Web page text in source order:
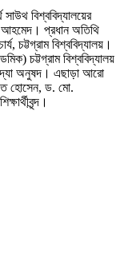
বিশ্ববিদ্যালয়ের
আহমেদ। প্রধান অতিথি
চট্টগ্রাম বিশ্ববিদ্যালয়।
চট্টগ্রাম বিশ্ববিদ্যালয়
অনুষদ। এছাড়া আরো
হোসেন, ড. মো.